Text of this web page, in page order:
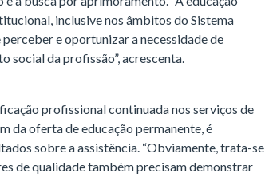
inclusive nos âmbitos do Sistema
e oportunizar a necessidade de
social da profissão”, acrescenta.
profissional continuada nos serviços de
da oferta de educação permanente, é
sobre a assistência. “Obviamente, trata-se
de qualidade também precisam demonstrar